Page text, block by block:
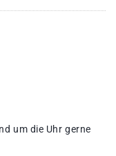
um die Uhr gerne